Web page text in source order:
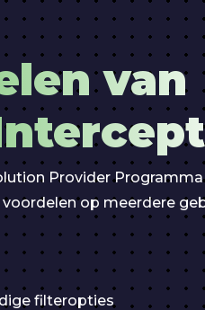
van
Provider Programma
op meerdere
filteropties